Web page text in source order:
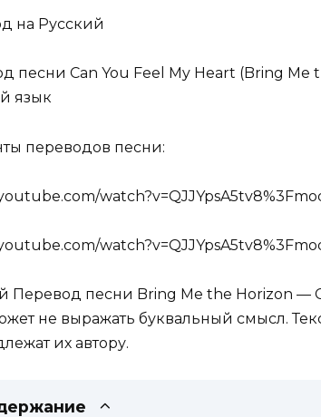
на Русский
песни Can You Feel My Heart (Bring Me
язык
переводов песни:
Перевод песни Bring Me the Horizon —
не выражать буквальный смысл.
их автору.